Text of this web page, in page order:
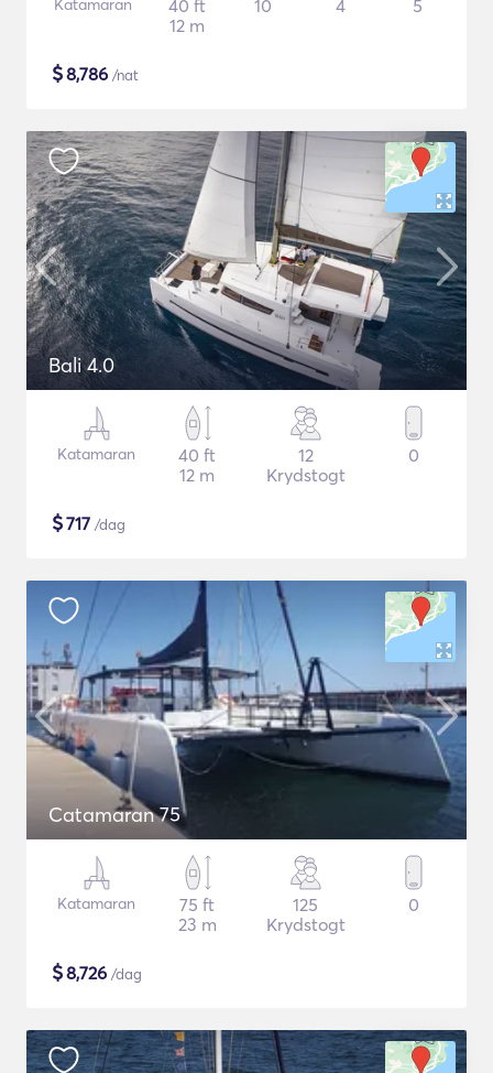
Katamaran
40 ft
12 m
10 4 5
$8,786 /nat
Bali 4.0
Katamaran
40 ft
12 m
12
Krydstogt
0
$717 /dag
Catamaran 75
Katamaran
75 ft
23 m
125
Krydstogt
0
$8,726 /dag